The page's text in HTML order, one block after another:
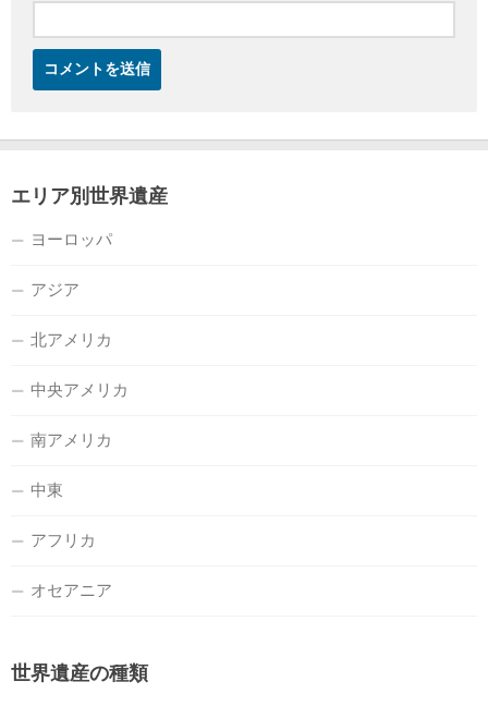
エリア別世界遺産
ヨーロッパ
アジア
北アメリカ
中央アメリカ
南アメリカ
中東
アフリカ
オセアニア
世界遺産の種類